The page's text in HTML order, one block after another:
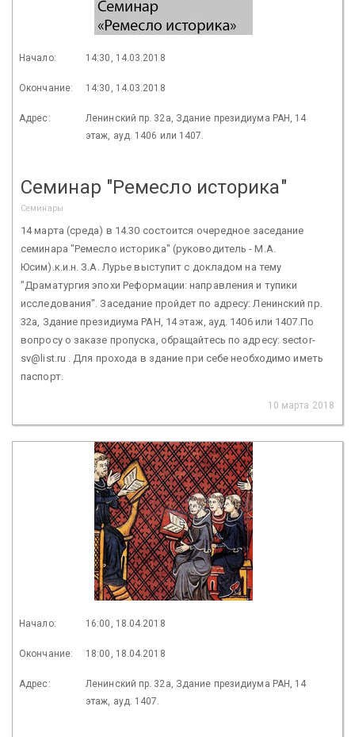
Начало: 14:30, 14.03.2018
Окончание: 14:30, 14.03.2018
Адрес:
Ленинский пр. 32а, Здание президиума РАН, 14
этаж, ауд. 1406 или 1407.
Семинар "Ремесло историка"
Семинары
14 марта (среда) в 14.30 состоится очередное заседание
семинара "Ремесло историка" (руководитель - М.А.
Юсим).к.и.н. З.А. Лурье выступит с докладом на тему
"Драматургия эпохи Реформации: направления и тупики
исследования". Заседание пройдет по адресу: Ленинский пр.
32а, Здание президиума РАН, 14 этаж, ауд. 1406 или 1407.По
вопросу о заказе пропуска, обращайтесь по адресу: sector-
sv@list.ru . Для прохода в здание при себе необходимо иметь
паспорт.
10 марта 2018
Начало: 16:00, 18.04.2018
Окончание: 18:00, 18.04.2018
Адрес:
Ленинский пр. 32а, Здание президиума РАН, 14
этаж, ауд. 1407.